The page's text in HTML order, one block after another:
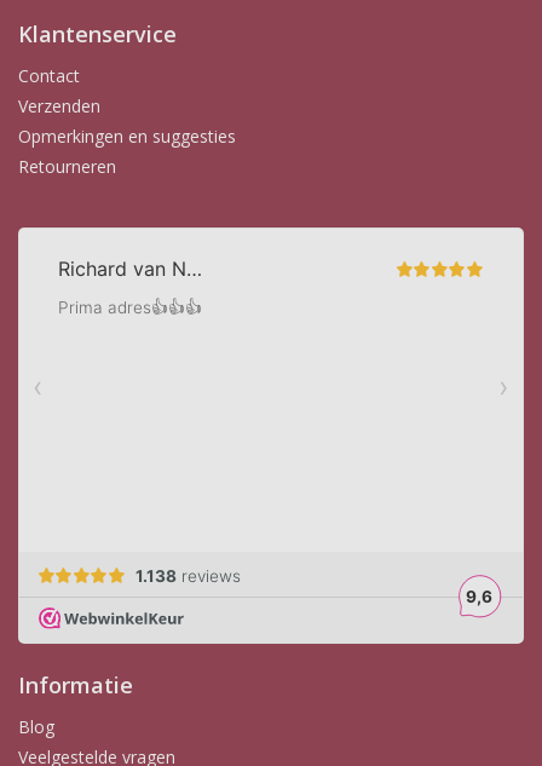
Klantenservice
Contact
Verzenden
Opmerkingen en suggesties
Retourneren
Informatie
Blog
Veelgestelde vragen